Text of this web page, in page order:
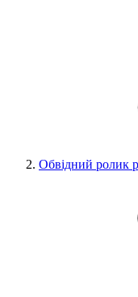
Обвідний ролик